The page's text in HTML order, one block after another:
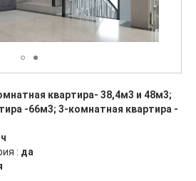
квартира- 38,4м3 и 48м3;
-66м3; 3-комнатная квартира -
: да